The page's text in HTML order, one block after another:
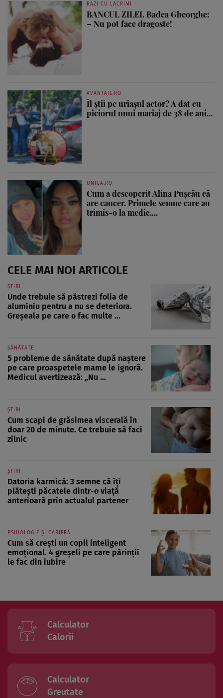
RAZI CU LACRIMI
BANCUL ZILEI. Badea Gheorghe:
– Nu pot face dragoste!
AVANTAJE.RO
Îl știi pe uriașul actor? A dat cu
piciorul unui mariaj de 38 de ani...
UNICA.RO
Cum a descoperit Alina Pușcău că
are cancer. Primele semne care au
trimis-o la medic....
CELE MAI NOI ARTICOLE
ȘTIRI
Unde trebuie să păstrezi folia de
aluminiu pentru a nu se deteriora.
Greșeala pe care o fac multe ...
SĂNĂTATE
5 probleme de sănătate după naștere
pe care proaspetele mame le ignoră.
Medicul avertizează: „Nu ...
ȘTIRI
Cum scapi de grăsimea viscerală în
doar 20 de minute. Ce trebuie să faci
zilnic
ȘTIRI
Datoria karmică: 3 semne că îți
plătești păcatele dintr-o viață
anterioară prin actualul partener
PSIHOLOGIE ȘI CARIERĂ
Cum să crești un copil inteligent
emoțional. 4 greșeli pe care părinții
le fac din iubire
Calculator
Calorii
Calculator
Greutate